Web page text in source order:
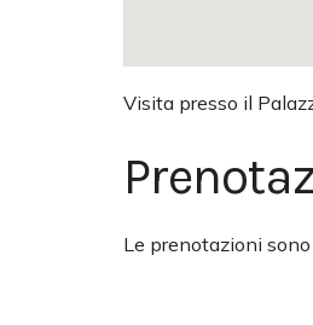
Visita presso il
Le prenotazioni